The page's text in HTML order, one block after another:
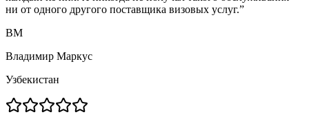
ни от одного другого поставщика визовых услуг.”
ВМ
Владимир Маркус
Узбекистан